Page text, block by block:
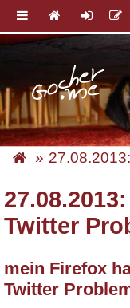
27.08.2013:
Twitter
mein Firefox
Twitter